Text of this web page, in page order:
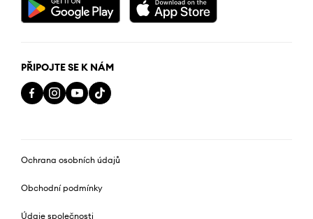
PŘIPOJTE SE K NÁM
Ochrana osobních údajů
Obchodní podmínky
Údaje společnosti